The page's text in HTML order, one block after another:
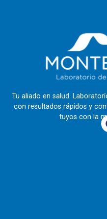
Tu aliado en salud.
con resultados rápidos y
tuyos con la